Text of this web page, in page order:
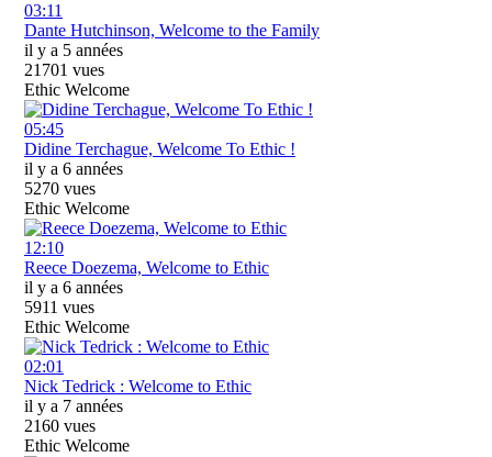
03:11
Dante Hutchinson, Welcome to the Family
il y a 5 années
21701 vues
Ethic Welcome
05:45
Didine Terchague, Welcome To Ethic !
il y a 6 années
5270 vues
Ethic Welcome
12:10
Reece Doezema, Welcome to Ethic
il y a 6 années
5911 vues
Ethic Welcome
02:01
Nick Tedrick : Welcome to Ethic
il y a 7 années
2160 vues
Ethic Welcome